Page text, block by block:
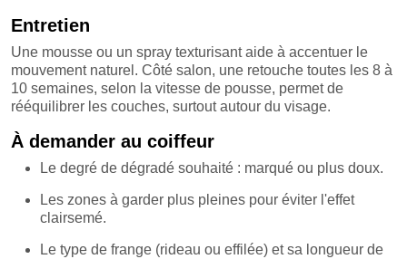
Entretien
Une mousse ou un spray texturisant aide à accentuer le
mouvement naturel. Côté salon, une retouche toutes les 8 à
10 semaines, selon la vitesse de pousse, permet de
rééquilibrer les couches, surtout autour du visage.
À demander au coiffeur
Le degré de dégradé souhaité : marqué ou plus doux.
Les zones à garder plus pleines pour éviter l'effet
clairsemé.
Le type de frange (rideau ou effilée) et sa longueur de